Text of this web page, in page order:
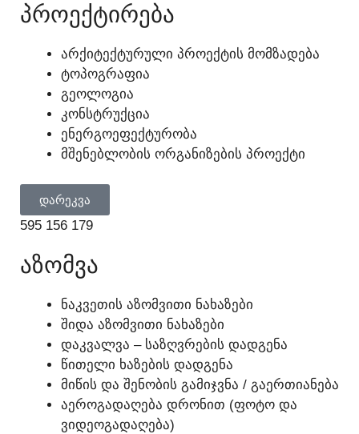
ᲞᲠᲝᲔᲥᲢᲘᲠᲔᲑᲐ
ᲐᲠᲥᲘᲢᲔᲥᲢᲣᲠᲣᲚᲘ ᲞᲠᲝᲔᲥᲢᲘᲡ ᲛᲝᲛᲖᲐᲓᲔᲑᲐ
ᲢᲝᲞᲝᲒᲠᲐᲤᲘᲐ
ᲒᲔᲝᲚᲝᲒᲘᲐ
ᲙᲝᲜᲡᲢᲠᲣᲥᲪᲘᲐ
ᲔᲜᲔᲠᲒᲝᲔᲤᲔᲥᲢᲣᲠᲝᲑᲐ
ᲛᲨᲔᲜᲔᲑᲚᲝᲑᲘᲡ ᲝᲠᲒᲐᲜᲘᲖᲔᲑᲘᲡ ᲞᲠᲝᲔᲥᲢᲘ
ᲓᲐᲠᲔᲙᲕᲐ
595 156 179
ᲐᲖᲝᲛᲕᲐ
ᲜᲐᲙᲕᲔᲗᲘᲡ ᲐᲖᲝᲛᲕᲘᲗᲘ ᲜᲐᲮᲐᲖᲔᲑᲘ
ᲨᲘᲓᲐ ᲐᲖᲝᲛᲕᲘᲗᲘ ᲜᲐᲮᲐᲖᲔᲑᲘ
ᲓᲐᲙᲕᲐᲚᲕᲐ – ᲡᲐᲖᲦᲕᲠᲔᲑᲘᲡ ᲓᲐᲓᲒᲔᲜᲐ
ᲬᲘᲗᲔᲚᲘ ᲮᲐᲖᲔᲑᲘᲡ ᲓᲐᲓᲒᲔᲜᲐ
ᲛᲘᲬᲘᲡ ᲓᲐ ᲨᲔᲜᲝᲑᲘᲡ ᲒᲐᲛᲘᲯᲕᲜᲐ / ᲒᲐᲔᲠᲗᲘᲐᲜᲔᲑᲐ
ᲐᲔᲠᲝᲒᲐᲓᲐᲦᲔᲑᲐ ᲓᲠᲝᲜᲘᲗ (ᲤᲝᲢᲝ ᲓᲐ
ᲕᲘᲓᲔᲝᲒᲐᲓᲐᲦᲔᲑᲐ)